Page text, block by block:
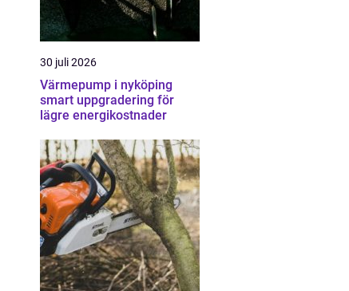
30 juli 2026
Värmepump i nyköping
smart uppgradering för
lägre energikostnader